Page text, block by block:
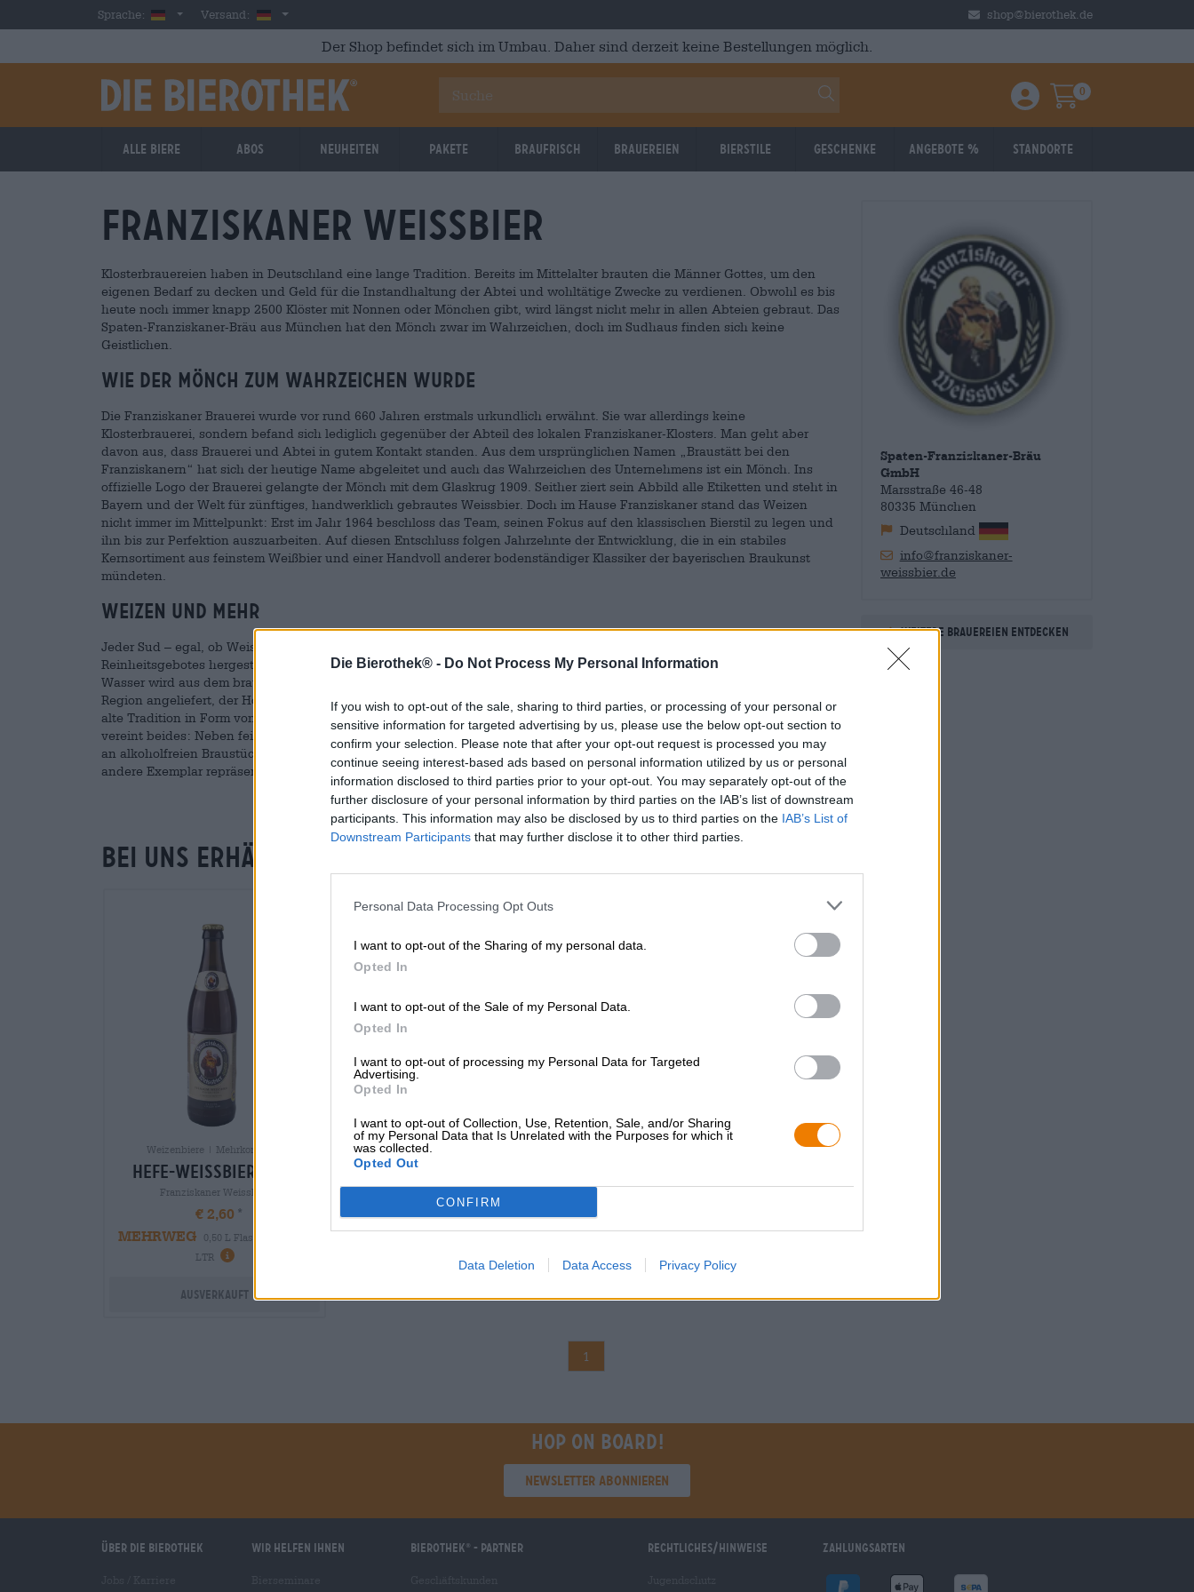
Die Bierothek® - Do Not Process My Personal Information
If you wish to opt-out of the sale, sharing to third parties, or processing of your personal or
sensitive information for targeted advertising by us, please use the below opt-out section to
confirm your selection. Please note that after your opt-out request is processed you may
continue seeing interest-based ads based on personal information utilized by us or personal
information disclosed to third parties prior to your opt-out. You may separately opt-out of the
further disclosure of your personal information by third parties on the IAB’s list of downstream
participants. This information may also be disclosed by us to third parties on the IAB’s List of
Downstream Participants that may further disclose it to other third parties.
Personal Data Processing Opt Outs
I want to opt-out of the Sharing of my personal data.
Opted In
I want to opt-out of the Sale of my Personal Data.
Opted In
I want to opt-out of processing my Personal Data for Targeted
Advertising.
Opted In
I want to opt-out of Collection, Use, Retention, Sale, and/or Sharing
of my Personal Data that Is Unrelated with the Purposes for which it
was collected.
Opted Out
CONFIRM
Data Deletion Data Access Privacy Policy
Skip to main contentSprache: GermanVersand: Deutschland shop@bierothek.de
Der Shop befindet sich im Umbau. Daher sind derzeit keine Bestellungen möglich.
Einloggen / Anmelden
Warenkorb
0
Alle Biere Abos Neuheiten Pakete Braufrisch Brauereien Bierstile Geschenke Angebote % Standorte
Franziskaner Weissbier
Klosterbrauereien haben in Deutschland eine lange Tradition. Bereits im Mittelalter brauten die Männer Gottes, um den
eigenen Bedarf zu decken und Geld für die Instandhaltung der Abtei und wohltätige Zwecke zu verdienen. Obwohl es bis
heute noch immer knapp 2500 Klöster mit Nonnen oder Mönchen gibt, wird längst nicht mehr in allen Abteien gebraut. Das
Spaten-Franziskaner-Bräu aus München hat den Mönch zwar im Wahrzeichen, doch im Sudhaus finden sich keine
Geistlichen.
Wie der Mönch zum Wahrzeichen wurde
Die Franziskaner Brauerei wurde vor rund 660 Jahren erstmals urkundlich erwähnt. Sie war allerdings keine
Klosterbrauerei, sondern befand sich lediglich gegenüber der Abteil des lokalen Franziskaner-Klosters. Man geht aber
davon aus, dass Brauerei und Abtei in gutem Kontakt standen. Aus dem ursprünglichen Namen „Braustätt bei den
Franziskanern“ hat sich der heutige Name abgeleitet und auch das Wahrzeichen des Unternehmens ist ein Mönch. Ins
offizielle Logo der Brauerei gelangte der Mönch mit dem Glaskrug 1909. Seither ziert sein Abbild alle Etiketten und steht in
Bayern und der Welt für zünftiges, handwerklich gebrautes Weissbier. Doch im Hause Franziskaner stand das Weizen
nicht immer im Mittelpunkt: Erst im Jahr 1964 beschloss das Team, seinen Fokus auf den klassischen Bierstil zu legen und
ihn bis zur Perfektion auszuarbeiten. Auf diesen Entschluss folgen Jahrzehnte der Entwicklung, die in ein stabiles
Kernsortiment aus feinstem Weißbier und einer Handvoll anderer bodenständiger Klassiker der bayerischen Braukunst
mündeten.
Weizen und mehr
Jeder Sud – egal, ob Weissbier oder nicht – wird aus handverlesenen Rohstoffen und nach den Vorgaben des Bayerischen
Reinheitsgebotes hergestellt. Bei der Wahl ihrer Zutaten legt die Franziskaner Brauerei großen Wert auf beste Qualität. Das
Wasser wird aus dem brauereieigenen Brunnen geschöpft, das Getreide wird von Landwirt:innen aus der Donau-Ries-
Region angeliefert, der Hopfen kommt aus der Hallertau und die Hefe stammt aus eigener Züchtung. Im Sudhaus treffen
alte Tradition in Form von Kupferkesseln und überlieferten Rezepturen auf hochmoderne Technik. Und auch das Sortiment
vereint beides: Neben feinsten Weissbieren in unterschiedlichster Ausführung gibt es Helles, Kellerbier und eine Auswahl
an alkoholfreien Braustücken. Absoluter Publikumsliebling ist natürlich das Original Hefe-Weissbier Hell, doch auch jedes
andere Exemplar repräsentiert die Hingabe und Leidenschaft des Brauerei-Teams und ihren hohen Qualitätsstandard.
Spaten-Franziskaner-Bräu
GmbH
Marsstraße 46-48
80335 München
Deutschland
info@franziskaner-
weissbier.de
Weitere Brauereien entdecken
Bei uns erhältlich
Weizenbiere | Mehrkornbiere
hefe-weissbier-hell
Franziskaner Weissbier
€ 2,60
MEHRWEG
0,50 L Flasche - € 5,20 /
LTR
Ausverkauft
1
Hop on board!
Newsletter abonnieren
Über die Bierothek Wir helfen Ihnen Bierothek - Partner Rechtliches/Hinweise Zahlungsarten